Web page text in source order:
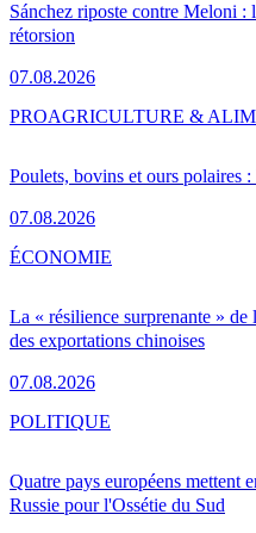
Sánchez riposte contre Meloni :
rétorsion
07.08.2026
Poulets, bovins et ours polaires
07.08.2026
PROAGRICULTURE &
La « résilience surprenante »
des exportations chinoises
07.08.2026
ÉCONOMIE
Quatre pays européens mettent
Russie pour l'Ossétie du Sud
POLITIQUE